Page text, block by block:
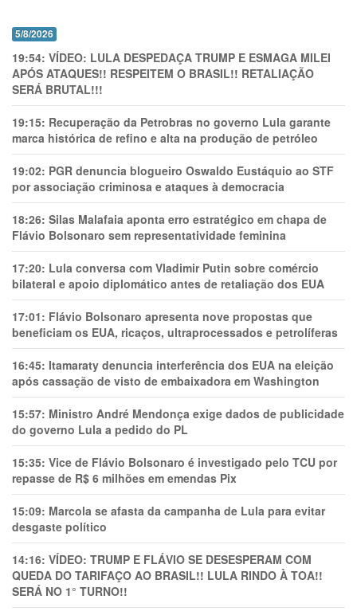
5/8/2026
19:54: VÍDEO: LULA DESPEDAÇA TRUMP E ESMAGA MILEI
APÓS ATAQUES!! RESPEITEM O BRASIL!! RETALIAÇÃO
SERÁ BRUTAL!!!
19:15: Recuperação da Petrobras no governo Lula garante
marca histórica de refino e alta na produção de petróleo
19:02: PGR denuncia blogueiro Oswaldo Eustáquio ao STF
por associação criminosa e ataques à democracia
18:26: Silas Malafaia aponta erro estratégico em chapa de
Flávio Bolsonaro sem representatividade feminina
17:20: Lula conversa com Vladimir Putin sobre comércio
bilateral e apoio diplomático antes de retaliação dos EUA
17:01: Flávio Bolsonaro apresenta nove propostas que
beneficiam os EUA, ricaços, ultraprocessados e petrolíferas
16:45: Itamaraty denuncia interferência dos EUA na eleição
após cassação de visto de embaixadora em Washington
15:57: Ministro André Mendonça exige dados de publicidade
do governo Lula a pedido do PL
15:35: Vice de Flávio Bolsonaro é investigado pelo TCU por
repasse de R$ 6 milhões em emendas Pix
15:09: Marcola se afasta da campanha de Lula para evitar
desgaste político
14:16: VÍDEO: TRUMP E FLÁVIO SE DESESPERAM COM
QUEDA DO TARIFAÇO AO BRASIL!! LULA RINDO À TOA!!
SERÁ NO 1° TURNO!!